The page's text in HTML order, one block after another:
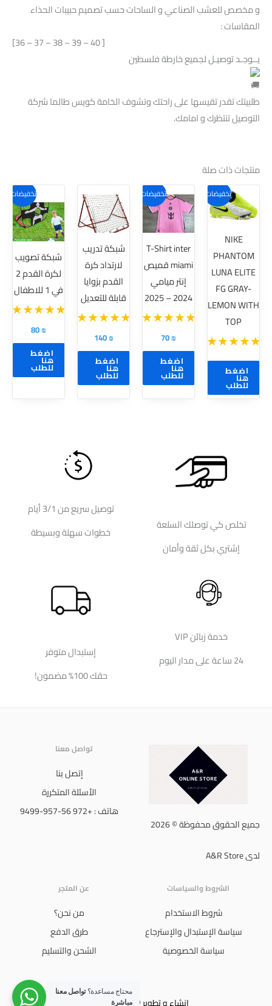
و مخصص للعشب الصناعي و الساحات حسب تصميم حبيبات الحذاء
المقاسات :
[36 – 37 – 38 – 39 – 40 ]
‏‎‏‎طلبيتك تقدر تقيسها على راحتك وتشوف الخامة كويس طالما شركة
التوصيل تنتظرك و امامك.
منتجات ذات صلة
تخفيضات!
NIKE
PHANTOM
LUNA ELITE
FG GRAY-
LEMON WITH
TOP
اضغط
هنا
للطلب
تخفيضات!
T-Shirt inter
miami قميص
إنتر ميامي
2024 – 2025
70₪
اضغط
هنا
للطلب
هناك
العديد
من
الأشكال
المختلفة
لهذا
المنتج.
اختيار
الخيارات
على
صفحة
المنتج
شبكة تدريب
لارتداد كرة
القدم بزوايا
قابلة للتعديل
140₪
اضغط
هنا
للطلب
تخفيضات!
شبكة تصويب
لكرة القدم 2
في 1 للاطفال
80₪
اضغط
هنا
للطلب
تخلص كي توصلك السلعة
إشتري بكل ثقة وأمان
توصيل سريع من 3/1 أيام
خطوات سهلة وبسيطة
خدمة زبائن VIP
24 ساعة على مدار اليوم
إستبدال متوفر
حقك 100% مضمون!
جميع الحقوق محفوظة © 2026
لدى A&R Store
تواصل معنا
إتصل بنا
الأسئلة المتكررة
هاتف : +972 56-957-9499
الشروط والسياسات
شروط الاستخدام
سياسة الإستبدال والإسترجاع
سياسة الخصوصية
عن المتجر
من نحن؟
طرق الدفع
الشحن والتسليم
محتاج مساعدة؟تواصل معنا
مباشرة